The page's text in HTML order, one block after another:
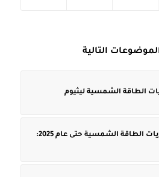
التالية
الطاقة الشمسية ليثيوم
أفضل بطاريات الطاقة الشمسية حتى عام 2025: